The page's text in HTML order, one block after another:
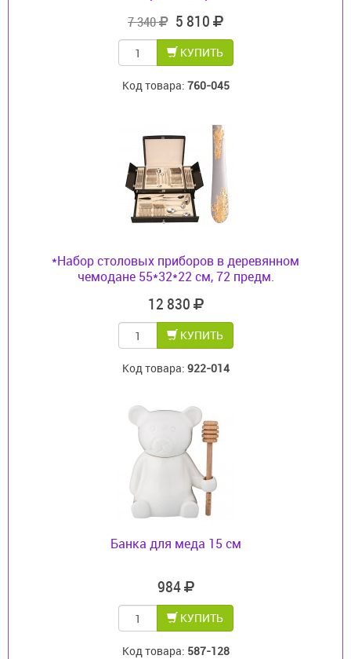
7 340 5 810
КУПИТЬ
Код товара: 760-045
*Набор столовых приборов в деревянном
чемодане 55*32*22 см, 72 предм.
12 830
КУПИТЬ
Код товара: 922-014
Банка для меда 15 см
984
КУПИТЬ
Код товара: 587-128